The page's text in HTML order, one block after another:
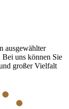
ausgewählter
uns können Sie
großer Vielfalt